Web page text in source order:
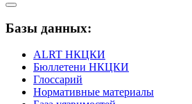
Базы данных:
ALRT НКЦКИ
Бюллетени НКЦКИ
Глоссарий
Нормативные материалы